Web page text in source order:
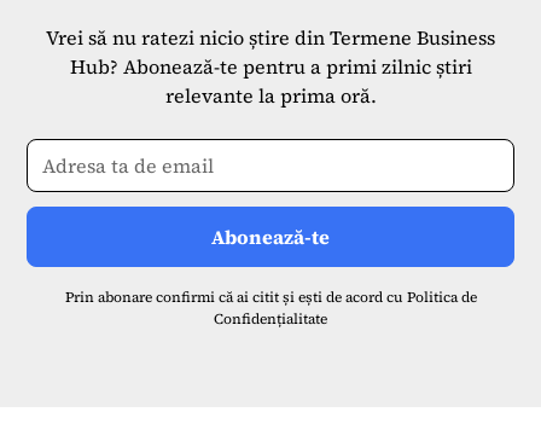
Vrei să nu ratezi nicio știre din Termene Business
Hub? Abonează-te pentru a primi zilnic știri
relevante la prima oră.
Prin abonare confirmi că ai citit și ești de acord cu Politica de
Confidențialitate